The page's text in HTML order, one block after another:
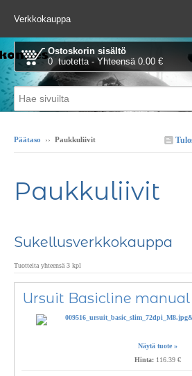
Verkkokauppa
Ostoskorin sisältö
0 tuotetta - Yhteensä 0.00 €
Päätaso ›› Paukkuliivit
Paukkuliivit
Sukellusverkkokauppa
Tuotteita yhteensä 3 kpl
Ursuit Basicline manual
Näytä tuote »
Hinta: 116.39 €